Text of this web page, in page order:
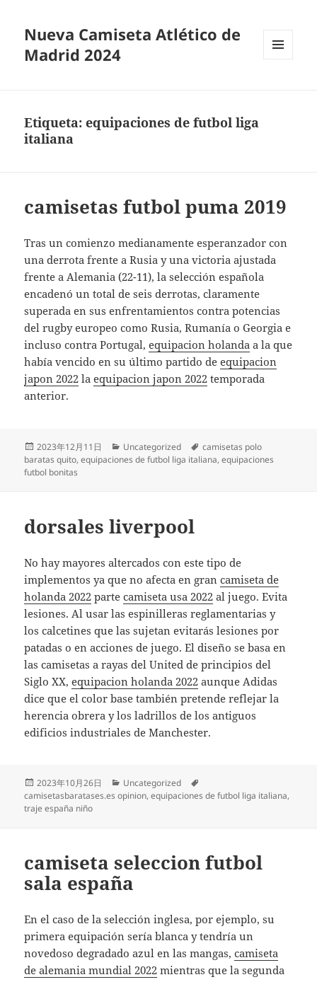
Nueva Camiseta Atlético de
Madrid 2024
Etiqueta:equipaciones de futbol liga
italiana
camisetas futbol puma 2019
Tras un comienzo medianamente esperanzador con
una derrota frente a Rusia y una victoria ajustada
frente a Alemania (22-11), la selección española
encadenó un total de seis derrotas, claramente
superada en sus enfrentamientos contra potencias
del rugby europeo como Rusia, Rumanía o Georgia e
incluso contra Portugal,equipacion holanda a la que
había vencido en su último partido deequipacion
japon 2022 laequipacion japon 2022 temporada
anterior.
Publicado
el
2023年12月11日 Categorías
Uncategorized Etiquetas
camisetas polo
baratas quito,equipaciones de futbol liga italiana,equipaciones
futbol bonitas
dorsales liverpool
No hay mayores altercados con este tipo de
implementos ya que no afecta en grancamiseta de
holanda 2022 partecamiseta usa 2022 al juego. Evita
lesiones. Al usar las espinilleras reglamentarias y
los calcetines que las sujetan evitarás lesiones por
patadas o en acciones de juego. El diseño se basa en
las camisetas a rayas del United de principios del
Siglo XX,equipacion holanda 2022 aunque Adidas
dice que el color base también pretende reflejar la
herencia obrera y los ladrillos de los antiguos
edificios industriales de Manchester.
Publicado
el
2023年10月26日 Categorías
Uncategorized
camisetasbaratases.es opinion,equipaciones de futbol liga italiana,
traje españa niño
camiseta seleccion futbol
sala españa
En el caso de la selección inglesa, por ejemplo, su
primera equipación sería blanca y tendría un
novedoso degradado azul en las mangas,camiseta
de alemania mundial 2022 mientras que la segunda